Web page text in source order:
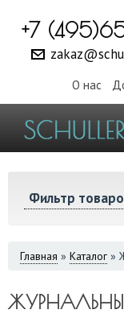
+7
О нас
Фильтр
ВЫ
Главная » Каталог »